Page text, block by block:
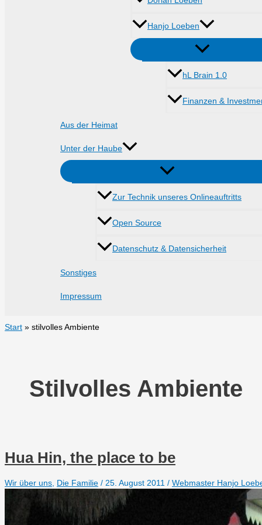
Hanjo Loeben
hL Brain 1.0
Finanzen &
Aus der Heimat
Unter der Haube
Zur Technik unseres Onlineauftritts
Open Source
Datenschutz & Datensicherheit
Sonstiges
Impressum
Start stilvolles Ambiente
Stilvolles Ambiente
Hua Hin, the place to be
Wir über uns Die Familie / 25. August 2011 / Webmaster Hanjo